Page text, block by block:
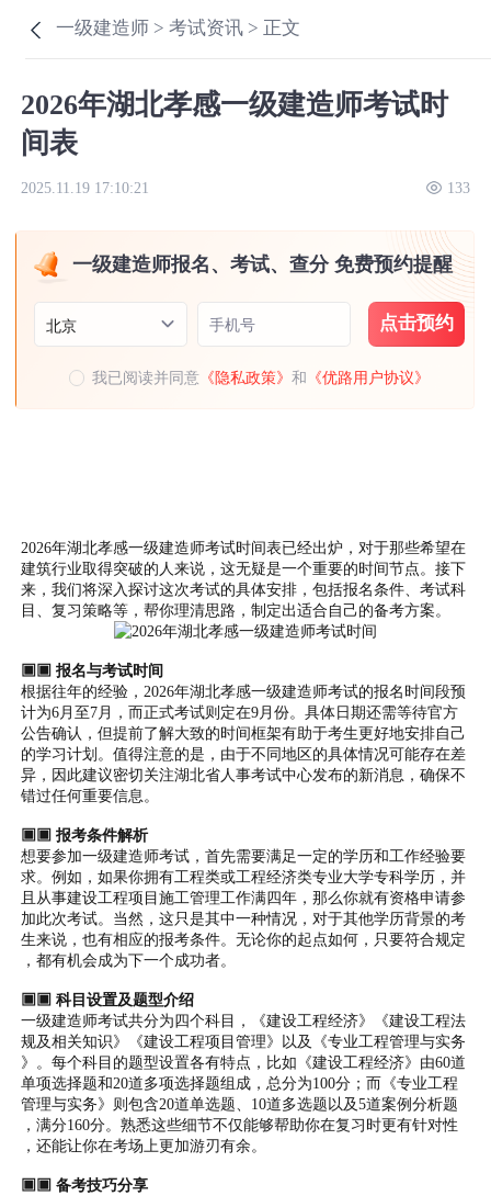
一级建造师 >考试资讯 > 正文
2026年湖北孝感一级建造师考试时
间表
2025.11.19 17:10:21 133
一级建造师报名、考试、查分 免费预约提醒
北京 手机号 点击预约
我已阅读并同意 《隐私政策》和 《优路用户协议》
2026年湖北孝感一级建造师考试时间表已经出炉，对于那些希望在
建筑行业取得突破的人来说，这无疑是一个重要的时间节点。接下
来，我们将深入探讨这次考试的具体安排，包括报名条件、考试科
目、复习策略等，帮你理清思路，制定出适合自己的备考方案。
▣▣ 报名与考试时间
根据往年的经验，2026年湖北孝感一级建造师考试的报名时间段预
计为6月至7月，而正式考试则定在9月份。具体日期还需等待官方
公告确认，但提前了解大致的时间框架有助于考生更好地安排自己
的学习计划。值得注意的是，由于不同地区的具体情况可能存在差
异，因此建议密切关注湖北省人事考试中心发布的新消息，确保不
错过任何重要信息。
▣▣ 报考条件解析
想要参加一级建造师考试，首先需要满足一定的学历和工作经验要
求。例如，如果你拥有工程类或工程经济类专业大学专科学历，并
且从事建设工程项目施工管理工作满四年，那么你就有资格申请参
加此次考试。当然，这只是其中一种情况，对于其他学历背景的考
生来说，也有相应的报考条件。无论你的起点如何，只要符合规定
，都有机会成为下一个成功者。
▣▣ 科目设置及题型介绍
一级建造师考试共分为四个科目，《建设工程经济》《建设工程法
规及相关知识》《建设工程项目管理》以及《专业工程管理与实务
》。每个科目的题型设置各有特点，比如《建设工程经济》由60道
单项选择题和20道多项选择题组成，总分为100分；而《专业工程
管理与实务》则包含20道单选题、10道多选题以及5道案例分析题
，满分160分。熟悉这些细节不仅能够帮助你在复习时更有针对性
，还能让你在考场上更加游刃有余。
▣▣ 备考技巧分享